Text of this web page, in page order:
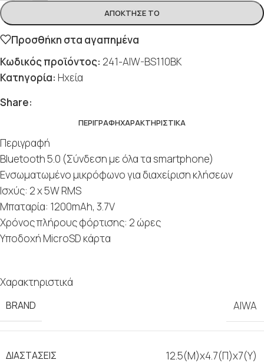
ΑΠΌΚΤΗΣΈ ΤΟ
Προσθήκη στα αγαπημένα
Κωδικός προϊόντος: 241-AIW-BS110BK
Κατηγορία: Ηχεία
Share:
ΠΕΡΙΓΡΑΦΉΧΑΡΑΚΤΗΡΙΣΤΙΚΆ
Περιγραφή
Bluetooth 5.0 (Σύνδεση με όλα τα smartphone)
Ενσωματωμένο μικρόφωνο για διαχείριση κλήσεων
Ισχύς: 2 x 5W RMS
Μπαταρία: 1200mAh, 3.7V
Χρόνος πλήρους φόρτισης: 2 ώρες
Υποδοχή MicroSD κάρτα
Χαρακτηριστικά
BRAND AIWA
ΔΙΑΣΤΆΣΕΙΣ 12.5(Μ)x4.7(Π)x7(Υ)